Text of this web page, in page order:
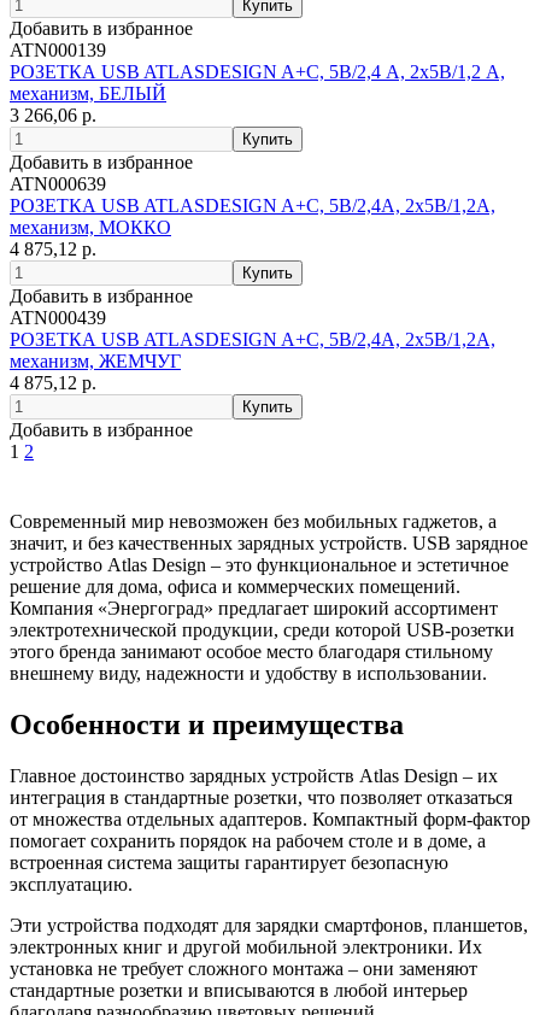
Добавить в избранное
ATN000139
РОЗЕТКА USB ATLASDESIGN A+С, 5В/2,4 А, 2х5В/1,2 А,
механизм, БЕЛЫЙ
3 266,06 р.
Добавить в избранное
ATN000639
РОЗЕТКА USB ATLASDESIGN A+С, 5В/2,4А, 2х5В/1,2А,
механизм, МОККО
4 875,12 р.
Добавить в избранное
ATN000439
РОЗЕТКА USB ATLASDESIGN A+С, 5В/2,4А, 2х5В/1,2А,
механизм, ЖЕМЧУГ
4 875,12 р.
Добавить в избранное
1 2
Современный мир невозможен без мобильных гаджетов, а
значит, и без качественных зарядных устройств. USB зарядное
устройство Atlas Design – это функциональное и эстетичное
решение для дома, офиса и коммерческих помещений.
Компания «Энергоград» предлагает широкий ассортимент
электротехнической продукции, среди которой USB-розетки
этого бренда занимают особое место благодаря стильному
внешнему виду, надежности и удобству в использовании.
Особенности и преимущества
Главное достоинство зарядных устройств Atlas Design – их
интеграция в стандартные розетки, что позволяет отказаться
от множества отдельных адаптеров. Компактный форм-фактор
помогает сохранить порядок на рабочем столе и в доме, а
встроенная система защиты гарантирует безопасную
эксплуатацию.
Эти устройства подходят для зарядки смартфонов, планшетов,
электронных книг и другой мобильной электроники. Их
установка не требует сложного монтажа – они заменяют
стандартные розетки и вписываются в любой интерьер